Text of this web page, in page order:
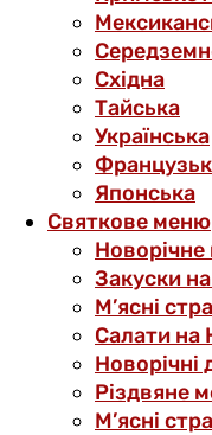
Східна
Тайська
Українська
Японська
Святкове меню
Закуски
М’ясні
Салати на
Новорічні
Різдвяне
М’ясні